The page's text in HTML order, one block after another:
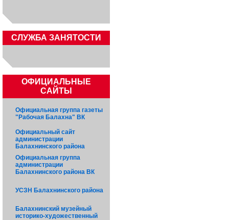
CЛУЖБА ЗАНЯТОСТИ
ОФИЦИАЛЬНЫЕ
САЙТЫ
Официальная группа газеты
"Рабочая Балахна" ВК
Официальный сайт
администрации
Балахнинского района
Официальная группа
администрации
Балахнинского района ВК
УСЗН Балахнинского района
Балахнинский музейный
историко-художественный